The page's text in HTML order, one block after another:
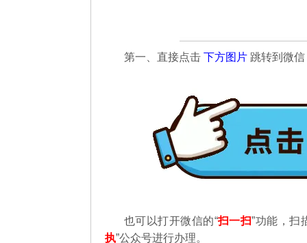
第一、直接点击 下方图片 跳转到微信
也可以打开微信的“扫一扫”功能，扫
执”公众号进行办理。